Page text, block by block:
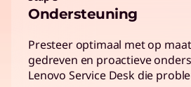
Ondersteuning
Presteer optimaal met op
gedreven en proactieve
Lenovo Service Desk die